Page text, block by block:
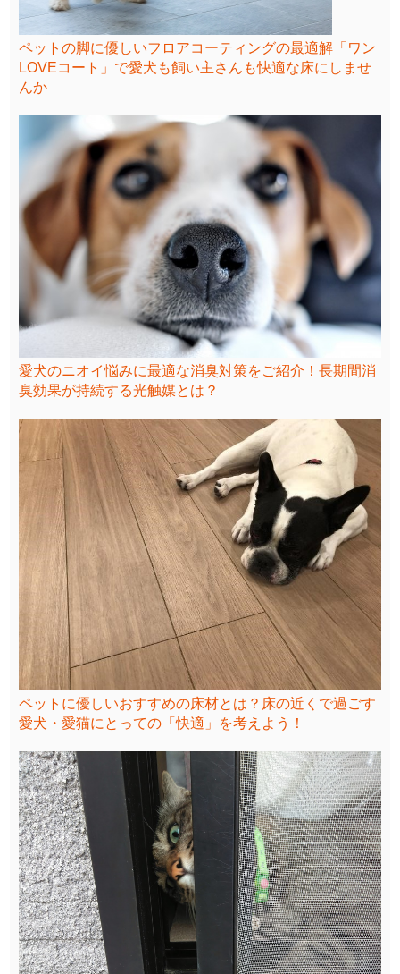
ペットの脚に優しいフロアコーティングの最適解「ワン
LOVEコート」で愛犬も飼い主さんも快適な床にしませ
んか
愛犬のニオイ悩みに最適な消臭対策をご紹介！長期間消
臭効果が持続する光触媒とは？
ペットに優しいおすすめの床材とは？床の近くで過ごす
愛犬・愛猫にとっての「快適」を考えよう！